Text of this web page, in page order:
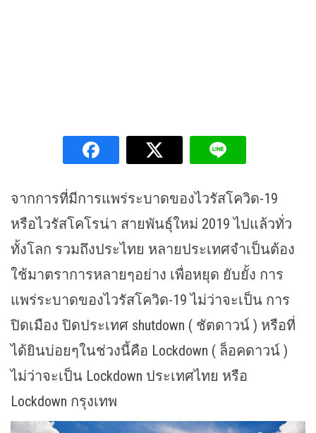
จากการที่มีการแพร่ระบาดของไวรัสโควิด-19
หรือไวรัสโคโรน่า สายพันธุ์ใหม่ 2019 ไปแล้วทั่ว
ทั้งโลก รวมถึงประไทย หลายประเทศจำเป็นต้อง
ใช้มาตราการหลายๆอย่าง เพื่อหยุด ยับยั้ง การ
แพร่ระบาดของไวรัสโควิด-19 ไม่ว่าจะเป็น การ
ปิดเมือง ปิดประเทศ shutdown ( ชัตดาวน์ ) หรือที่
ได้ยินบ่อยๆในช่วงนี้คือ Lockdown ( ล็อคดาวน์ )
ไม่ว่าจะเป็น Lockdown ประเทศไทย หรือ
Lockdown กรุงเทพ